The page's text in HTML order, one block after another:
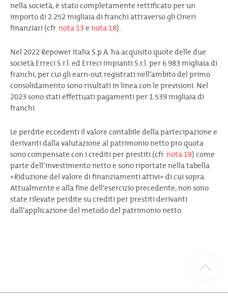
nella società, è stato completamente rettificato per un
importo di 2.252 migliaia di franchi attraverso gli Oneri
finanziari (cfr.nota 13 e nota 18).
Nel 2022 Repower Italia S.p.A. ha acquisito quote delle due
società Erreci S.r.l. ed Erreci Impianti S.r.l. per 6.983 migliaia di
franchi, per cui gli earn-out registrati nell’ambito del primo
consolidamento sono risultati in linea con le previsioni. Nel
2023 sono stati effettuati pagamenti per 1.539 migliaia di
franchi.
Le perdite eccedenti il valore contabile della partecipazione e
derivanti dalla valutazione al patrimonio netto pro quota
sono compensate con i crediti per prestiti (cfr.nota 18) come
parte dell’investimento netto e sono riportate nella tabella
«Riduzione del valore di finanziamenti attivi» di cui sopra.
Attualmente e alla fine dell’esercizio precedente, non sono
state rilevate perdite su crediti per prestiti derivanti
dall’applicazione del metodo del patrimonio netto.